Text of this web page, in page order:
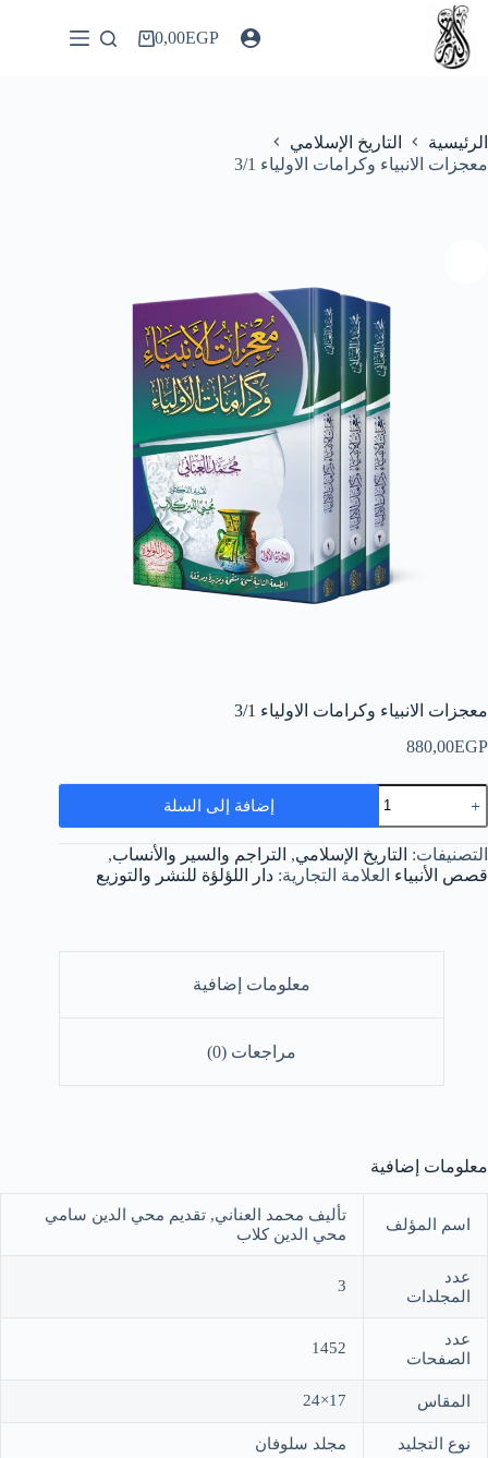
التجاوز
المحتوى
عربة0,00EGP
الرئيسية
التاريخ الإسلامي
معجزات الانبياء وكرامات الاولياء 3/1
معجزات الانبياء وكرامات الاولياء 3/1
880,00EGP
كمية
معجزات
الانبياء
وكرامات
الاولياء
إضافة إلى السلة
التصنيفات: التاريخ الإسلامي, التراجم والسير والأنساب,
قصص الأنبياء العلامة التجارية: دار اللؤلؤة للنشر والتوزيع
معلومات إضافية
مراجعات (0)
معلومات إضافية
اسم المؤلف
تأليف محمد العناني, تقديم محي الدين سامي
محي الدين كلاب
عدد
المجلدات
3
عدد
الصفحات
1452
المقاس 17×24
نوع التجليد مجلد سلوفان